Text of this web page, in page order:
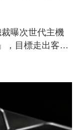
曝次世代主機
，目標走出客